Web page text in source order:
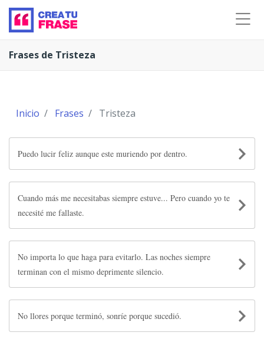
Frases de Tristeza
Inicio Frases Tristeza
Puedo lucir feliz aunque este muriendo por dentro.
Cuando más me necesitabas siempre estuve... Pero cuando yo te
necesité me fallaste.
No importa lo que haga para evitarlo. Las noches siempre
terminan con el mismo deprimente silencio.
No llores porque terminó, sonríe porque sucedió.